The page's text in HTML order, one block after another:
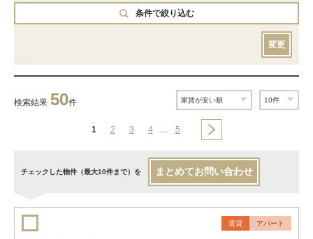
条件で絞り込む
変更
検索結果 50件
1 2 3 4 … 5
チェックした物件（最大10件まで）を まとめてお問い合わせ
賃貸 アパート